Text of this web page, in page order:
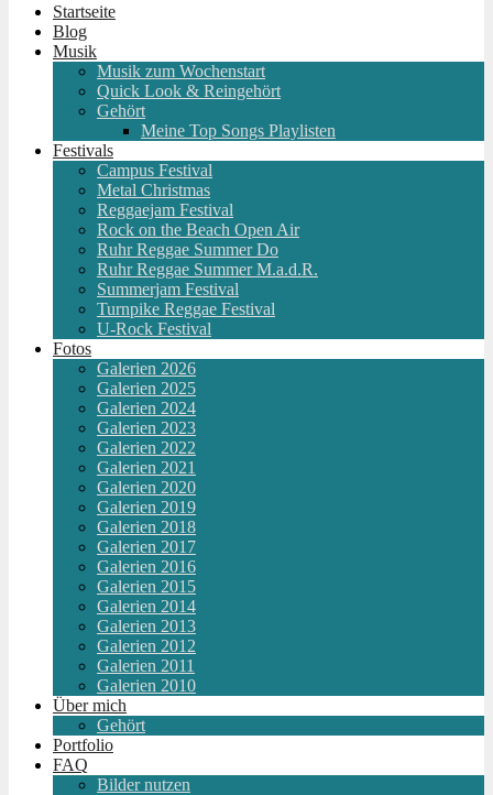
Startseite
Blog
Musik
Musik zum Wochenstart
Quick Look & Reingehört
Gehört
Meine Top Songs Playlisten
Festivals
Campus Festival
Metal Christmas
Reggaejam Festival
Rock on the Beach Open Air
Ruhr Reggae Summer Do
Ruhr Reggae Summer M.a.d.R.
Summerjam Festival
Turnpike Reggae Festival
U-Rock Festival
Fotos
Galerien 2026
Galerien 2025
Galerien 2024
Galerien 2023
Galerien 2022
Galerien 2021
Galerien 2020
Galerien 2019
Galerien 2018
Galerien 2017
Galerien 2016
Galerien 2015
Galerien 2014
Galerien 2013
Galerien 2012
Galerien 2011
Galerien 2010
Über mich
Gehört
Portfolio
FAQ
Bilder nutzen